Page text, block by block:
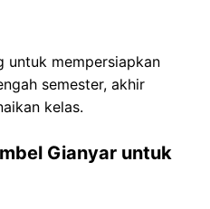
untuk mempersiapkan
semester, akhir
kelas.
Gianyar untuk